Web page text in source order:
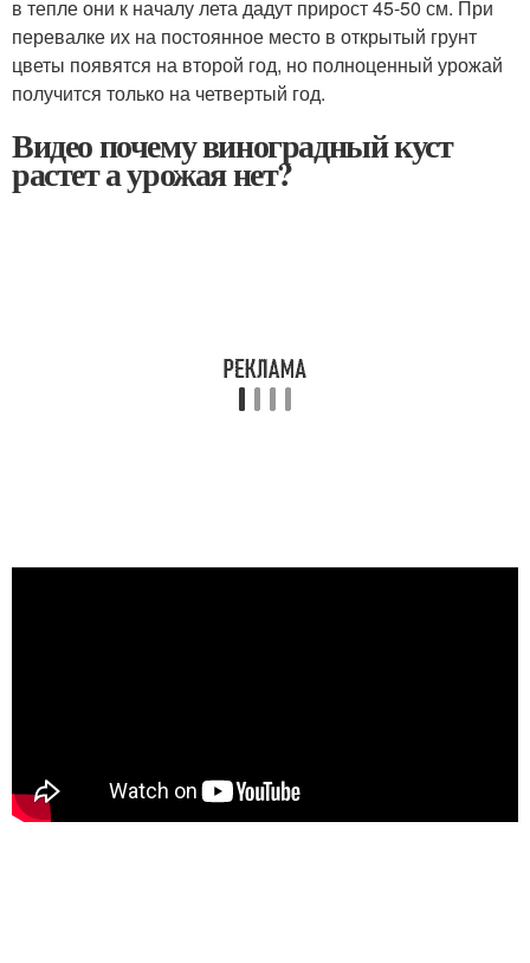
в тепле они к началу лета дадут прирост 45-50 см. При
перевалке их на постоянное место в открытый грунт
цветы появятся на второй год, но полноценный урожай
получится только на четвертый год.
Видео почему виноградный куст
растет а урожая нет?